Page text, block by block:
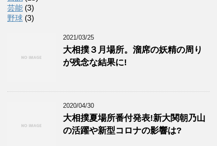
芸能 (3)
野球 (3)
2021/03/25
大相撲３月場所。溜席の妖精の周り
が残念な結果に!
2020/04/30
大相撲夏場所番付発表!新大関朝乃山
の活躍や新型コロナの影響は?